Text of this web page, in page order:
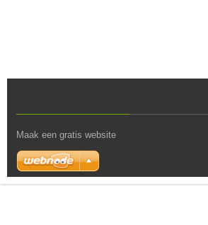
Maak een gratis website